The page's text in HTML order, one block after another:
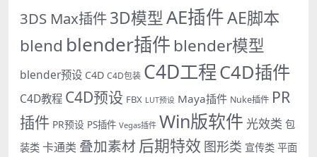
3DS Max插件3D模型AE插件AE脚本
blend blender插件 blender模型
blender预设 C4D C4D包装 C4D工程C4D插件
C4D教程 C4D预设 FBX LUT预设 Maya插件 Nuke插件 PR
插件 PR预设 PS插件 Vegas插件 Win版软件 光效类 包
装类 卡通类 叠加素材 后期特效 图形类 宣传类 平面